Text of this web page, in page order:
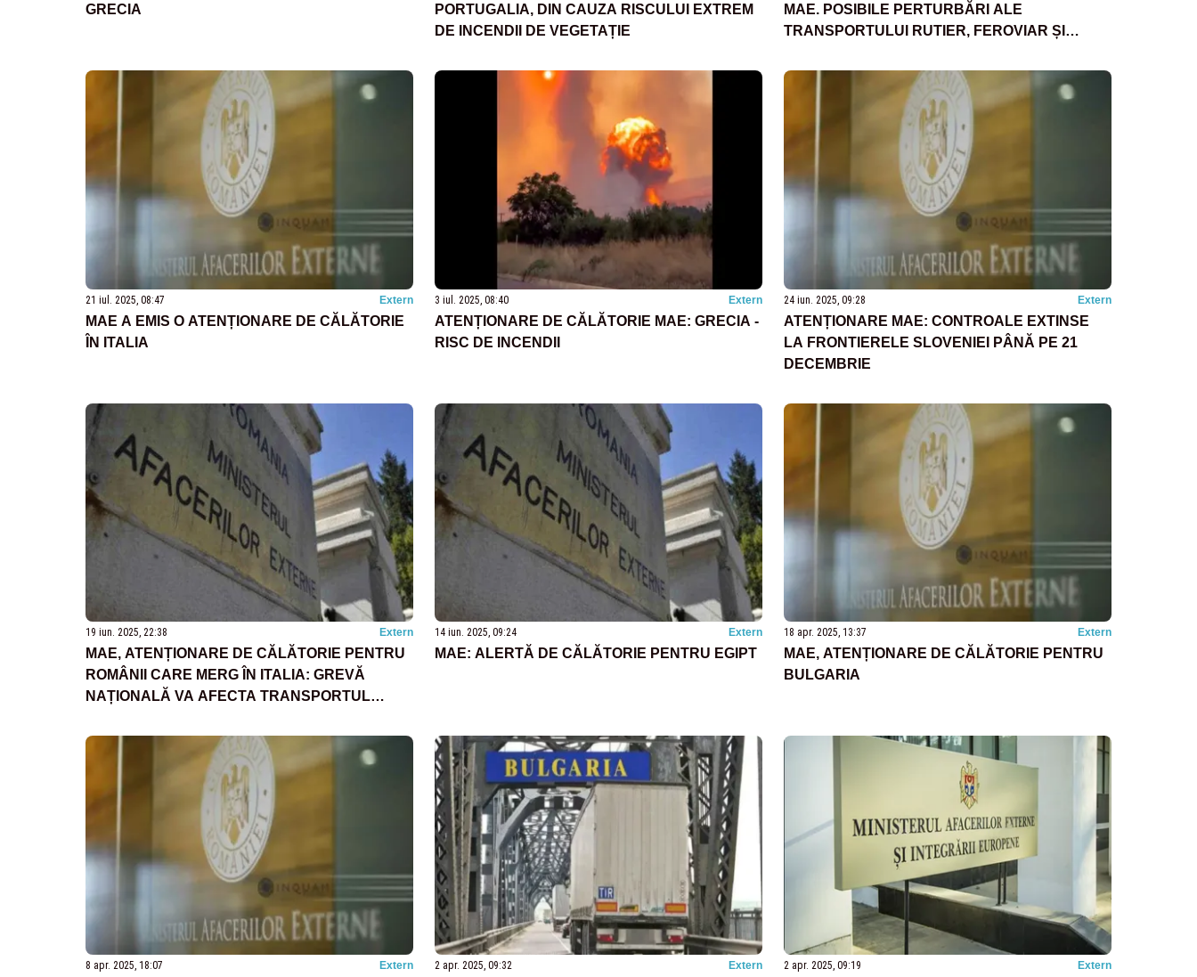
GRECIA
PORTUGALIA, DIN CAUZA RISCULUI EXTREM
DE INCENDII DE VEGETAȚIE
MAE. POSIBILE PERTURBĂRI ALE
TRANSPORTULUI RUTIER, FEROVIAR ȘI
21 iul. 2025, 08:47 Extern
MAE A EMIS O ATENȚIONARE DE CĂLĂTORIE
ÎN ITALIA
3 iul. 2025, 08:40 Extern
ATENȚIONARE DE CĂLĂTORIE MAE: GRECIA -
RISC DE INCENDII
24 iun. 2025, 09:28 Extern
ATENȚIONARE MAE: CONTROALE EXTINSE
LA FRONTIERELE SLOVENIEI PÂNĂ PE 21
DECEMBRIE
19 iun. 2025, 22:38 Extern
MAE, ATENȚIONARE DE CĂLĂTORIE PENTRU
ROMÂNII CARE MERG ÎN ITALIA: GREVĂ
NAȚIONALĂ VA AFECTA TRANSPORTUL
14 iun. 2025, 09:24 Extern
MAE: ALERTĂ DE CĂLĂTORIE PENTRU EGIPT
18 apr. 2025, 13:37 Extern
MAE, ATENȚIONARE DE CĂLĂTORIE PENTRU
BULGARIA
8 apr. 2025, 18:07 Extern 2 apr. 2025, 09:32 Extern 2 apr. 2025, 09:19 Extern